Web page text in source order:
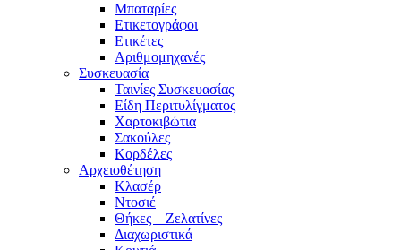
Μπαταρίες
Ετικετογράφοι
Ετικέτες
Αριθμομηχανές
Συσκευασία
Ταινίες Συσκευασίας
Είδη Περιτυλίγματος
Χαρτοκιβώτια
Σακούλες
Κορδέλες
Αρχειοθέτηση
Κλασέρ
Ντοσιέ
Θήκες – Ζελατίνες
Διαχωριστικά